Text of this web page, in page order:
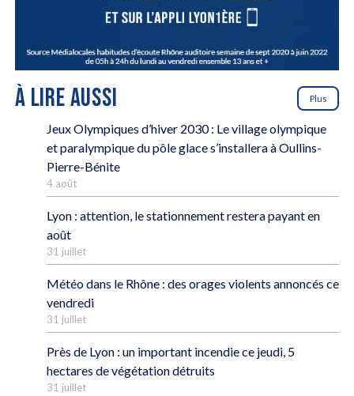
À LIRE AUSSI Plus
Jeux Olympiques d’hiver 2030 : Le village olympique
et paralympique du pôle glace s’installera à Oullins-
Pierre-Bénite
4 août
Lyon : attention, le stationnement restera payant en
août
31 juillet
Météo dans le Rhône : des orages violents annoncés ce
vendredi
31 juillet
Près de Lyon : un important incendie ce jeudi, 5
hectares de végétation détruits
31 juillet